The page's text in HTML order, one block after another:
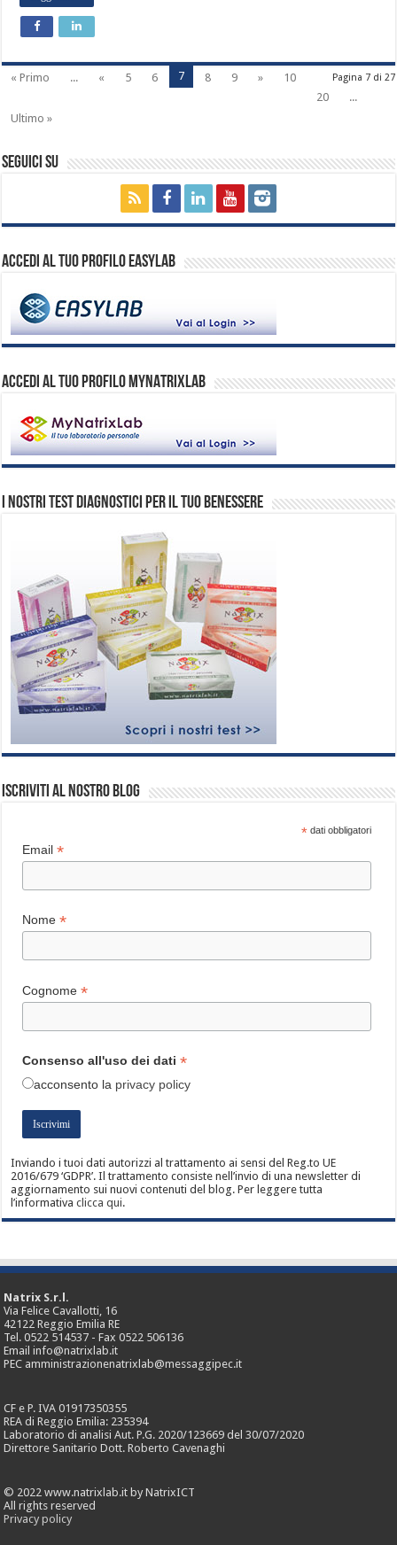
Pagina 7 di 27
« Primo ... « 5 6 7 8 9 »
10
20
...
Ultimo »
Seguici su
Accedi al tuo profilo EasyLab
ACCEDI AL TUO PROFILO MYNATRIXLAB
I nostri test diagnostici per il tuo benessere
Iscriviti al nostro blog
* dati obbligatori
Email *
Nome *
Cognome *
Consenso all'uso dei dati *
acconsentola privacy policy
Inviando i tuoi dati autorizzi al trattamento ai sensi del Reg.to UE
2016/679 ‘GDPR’. Il trattamento consiste nell’invio di una newsletter di
aggiornamento sui nuovi contenuti del blog. Per leggere tutta
l’informativaclicca qui.
Natrix S.r.l.
Via Felice Cavallotti, 16
42122 Reggio Emilia RE
Tel. 0522 514537 - Fax 0522 506136
Email info@natrixlab.it
PEC amministrazionenatrixlab@messaggipec.it
CF e P. IVA 01917350355
REA di Reggio Emilia: 235394
Laboratorio di analisi Aut. P.G. 2020/123669 del 30/07/2020
Direttore Sanitario Dott. Roberto Cavenaghi
© 2022 www.natrixlab.it by NatrixICT
All rights reserved
Privacy policy